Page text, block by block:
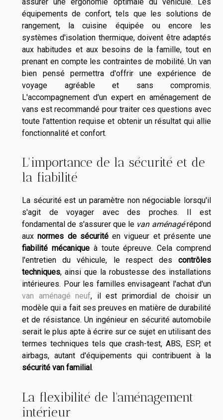
équipements de confort, tels que les solutions de
rangement, la cuisine équipée ou encore les
systèmes d'isolation thermique, doivent être adaptés
aux habitudes et aux besoins de la famille, tout en
prenant en compte les contraintes de mobilité. Un van
bien pensé permettra d'offrir une expérience de
voyage agréable et sans compromis.
L'accompagnement d'un expert en aménagement de
vans est recommandé pour traiter ces questions avec
toute l'attention requise et obtenir un résultat qui allie
fonctionnalité et confort.
L'importance de la sécurité et de
la fiabilité
La sécurité est un paramètre non négociable lorsqu'il
s'agit de voyager avec des proches. Il est
fondamental de s'assurer que le van aménagérépond
auxnormes de sécuritéen vigueur et présente une
fiabilité mécaniqueà toute épreuve. Cela comprend
l'entretien du véhicule, le respect des contrôles
techniques, ainsi que la robustesse des installations
intérieures. Pour les familles envisageant l'achat d'un
van aménagé neuf, il est primordial de choisir un
modèle qui a fait ses preuves en matière de durabilité
et de résistance. Un ingénieur en sécurité automobile
serait le plus apte à écrire sur ce sujet en utilisant des
termes techniques tels que crash-test, ABS, ESP, et
airbags, autant d'équipements qui contribuent à la
sécurité van familial.
La flexibilité de l'aménagement
intérieur